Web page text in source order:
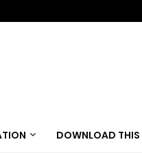
DOWNLOAD THIS